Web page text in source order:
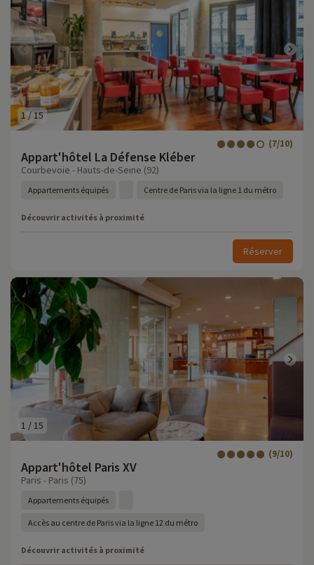
1/15
Appart'hôtel La Défense Kléber
(7/10)
Courbevoie - Hauts-de-Seine (92)
Appartements équipés Centre de Paris via la ligne 1 du métro
Découvrir activités à proximité
Réserver
1 / 15
Appart'hôtel Paris XV
(9/10)
Paris - Paris (75)
Appartements équipés
Accès au centre de Paris via la ligne 12 du métro
Découvrir activités à proximité